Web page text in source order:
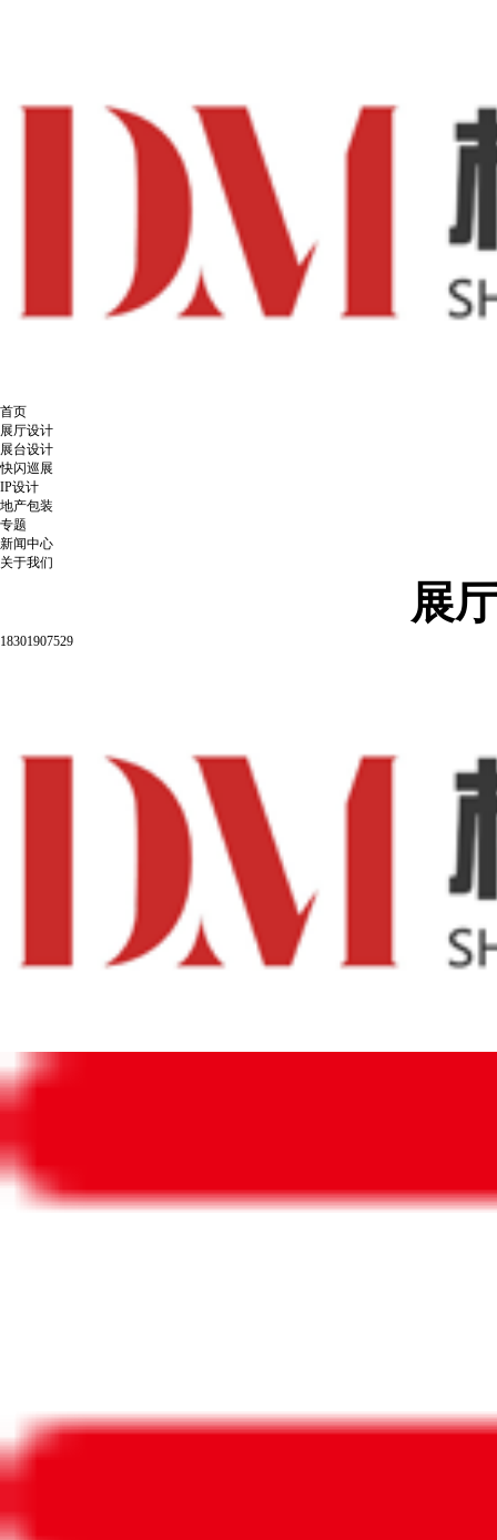
首页
展厅设计
展台设计
快闪巡展
IP设计
地产包装
专题
新闻中心
关于我们
展
18301907529